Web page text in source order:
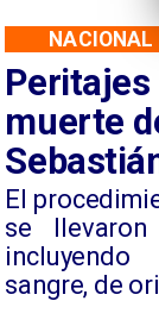
muerte
El
se
sangre, de
NACIONAL